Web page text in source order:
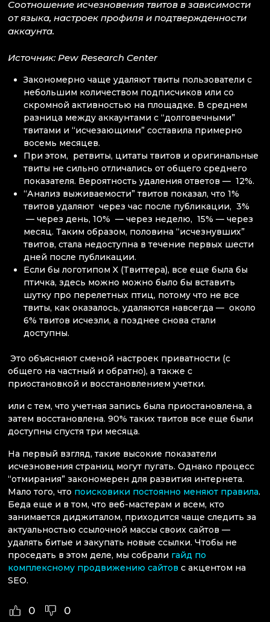
Соотношение исчезновения твитов в зависимости
от языка, настроек профиля и подтвержденности
аккаунта.
Источник: Pew Research Center
Закономерно чаще удаляют твиты пользователи с
небольшим количеством подписчиков или со
скромной активностью на площадке. В среднем
разница между аккаунтами с “долговечными”
твитами и “исчезающими” составила примерно
восемь месяцев.
При этом, ретвиты, цитаты твитов и оригинальные
твиты не сильно отличались от общего среднего
показателя. Вероятность удаления ответов — 12%.
“Анализ выживаемости” твитов показал, что 1%
твитов удаляют через час после публикации, 3%
— через день, 10% — через неделю, 15% — через
месяц. Таким образом, половина “исчезнувших”
твитов, стала недоступна в течение первых шести
дней после публикации.
Если бы логотипом X (Твиттера), все еще была бы
птичка, здесь можно можно было бы вставить
шутку про перелетных птиц, потому что не все
твиты, как оказалось, удаляются навсегда — около
6% твитов исчезли, а позднее снова стали
доступны.
Это объясняют сменой настроек приватности (с
общего на частный и обратно), а также с
приостановкой и восстановлением учетки.
или с тем, что учетная запись была приостановлена, а
затем восстановлена. 90% таких твитов все еще были
доступны спустя три месяца.
На первый взгляд, такие высокие показатели
исчезновения страниц могут пугать. Однако процесс
“отмирания” закономерен для развития интернета.
Мало того, что поисковики постоянно меняют правила.
Беда еще и в том, что веб-мастерам и всем, кто
занимается диджиталом, приходится чаще следить за
актуальностью ссылочной массы своих сайтов —
удалять битые и закупать новые ссылки. Чтобы не
проседать в этом деле, мы собрали гайд по
комплексному продвижению сайтов с акцентом на
SEO.
0 0